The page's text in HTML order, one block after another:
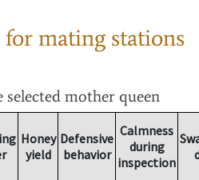
mating stations
selected mother queen
Honey
yield
Defensive
behavior
Calmness
during
inspection